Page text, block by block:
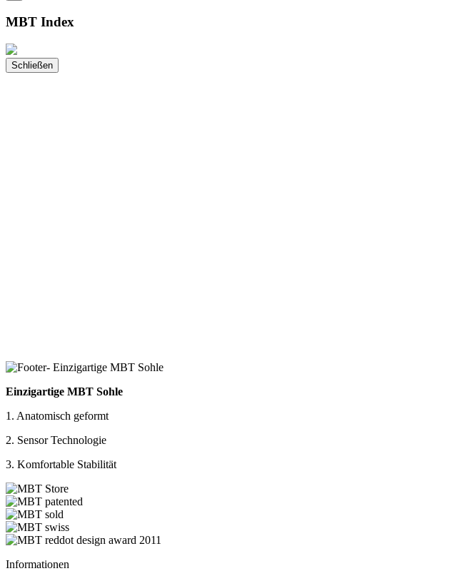
MBT Index
Schließen
Einzigartige MBT Sohle
1. Anatomisch geformt
2. Sensor Technologie
3. Komfortable Stabilität
Informationen